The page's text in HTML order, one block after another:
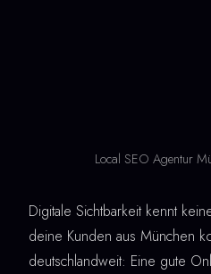
Local SEO Agentur
Digitale Sichtbarkeit kennt
deine Kunden aus München
deutschlandweit: Eine gute